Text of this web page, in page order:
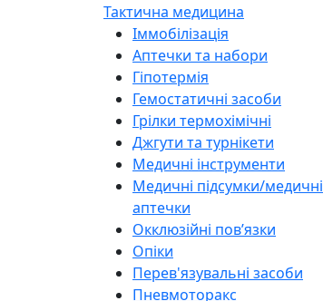
Тактична медицина
Іммобілізація
Аптечки та набори
Гіпотермія
Гемостатичні засоби
Грілки термохімічні
Джгути та турнікети
Медичні інструменти
Медичні підсумки/медичні
аптечки
Окклюзійні повʼязки
Опіки
Перев'язувальні засоби
Пневмоторакс